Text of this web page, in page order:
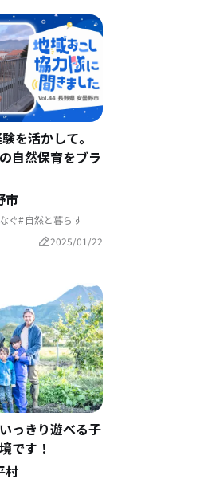
を活かして。
自然保育をブラ
市
ぐ 自然と暮らす
し協力隊
近く
いてみた
2025/01/22
っきり遊べる子
です！
村